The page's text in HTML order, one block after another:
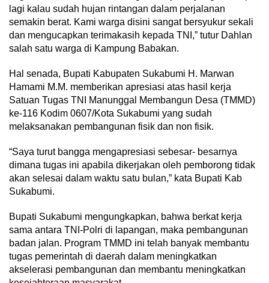
lagi kalau sudah hujan rintangan dalam perjalanan
semakin berat. Kami warga disini sangat bersyukur sekali
dan mengucapkan terimakasih kepada TNI,” tutur Dahlan
salah satu warga di Kampung Babakan.
Hal senada, Bupati Kabupaten Sukabumi H. Marwan
Hamami M.M. memberikan apresiasi atas hasil kerja
Satuan Tugas TNI Manunggal Membangun Desa (TMMD)
ke-116 Kodim 0607/Kota Sukabumi yang sudah
melaksanakan pembangunan fisik dan non fisik.
“Saya turut bangga mengapresiasi sebesar- besarnya
dimana tugas ini apabila dikerjakan oleh pemborong tidak
akan selesai dalam waktu satu bulan,” kata Bupati Kab
Sukabumi.
Bupati Sukabumi mengungkapkan, bahwa berkat kerja
sama antara TNI-Polri di lapangan, maka pembangunan
badan jalan. Program TMMD ini telah banyak membantu
tugas pemerintah di daerah dalam meningkatkan
akselerasi pembangunan dan membantu meningkatkan